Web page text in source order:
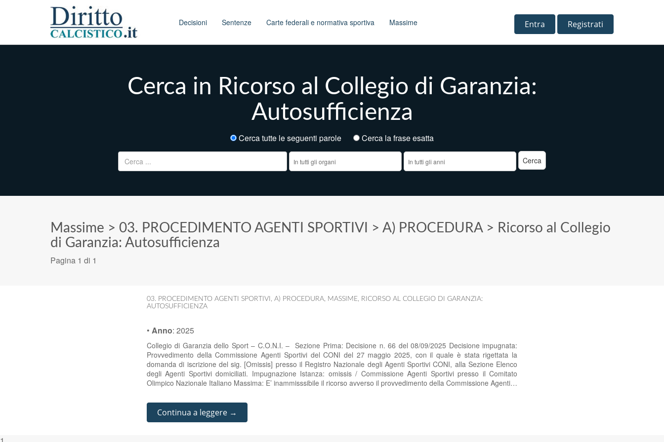
Main menu Decisioni Sentenze Carte federali e normativa sportiva Massime Entra Registrati
Cerca in Ricorso al Collegio di Garanzia:
Autosufficienza
Cerca tutte le seguenti parole
Cerca la frase esatta
Ricerca per:
Massime > 03. PROCEDIMENTO AGENTI SPORTIVI > A) PROCEDURA> Ricorso al Collegio
di Garanzia: Autosufficienza
Pagina 1 di 1
03. PROCEDIMENTO AGENTI SPORTIVI , A) PROCEDURA, MASSIME, RICORSO AL COLLEGIO DI GARANZIA:
AUTOSUFFICIENZA
• Anno: 2025
Collegio di Garanzia dello Sport – C.O.N.I. – Sezione Prima: Decisione n. 66 del 08/09/2025 Decisione impugnata:
Provvedimento della Commissione Agenti Sportivi del CONI del 27 maggio 2025, con il quale è stata rigettata la
domanda di iscrizione del sig. [Omissis] presso il Registro Nazionale degli Agenti Sportivi CONI, alla Sezione Elenco
degli Agenti Sportivi domiciliati. Impugnazione Istanza: omissis / Commissione Agenti Sportivi presso il Comitato
Olimpico Nazionale Italiano Massima: E’ inammisssibile il ricorso avverso il provvedimento della Commissione Agenti…
Continua a leggere →